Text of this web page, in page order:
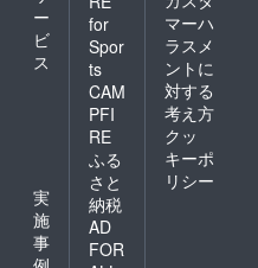
ー
ビ
ス
実
施
事
for
Spor
ts
CAM
PFI
RE
ふる
さと
納税
AD
FOR
マーハ
ラスメ
ントに
対する
考え方
クッ
キーポ
リシー